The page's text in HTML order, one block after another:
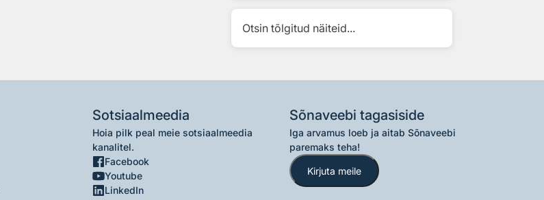
Otsin tõlgitud näiteid...
Sotsiaalmeedia
Hoia pilk peal meie sotsiaalmeedia
kanalitel.
Facebook
Youtube
LinkedIn
Sõnaveebi tagasiside
Iga arvamus loeb ja aitab Sõnaveebi
paremaks teha!
Kirjuta meile